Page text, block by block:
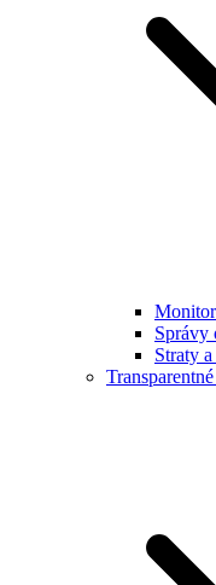
Správy
Straty